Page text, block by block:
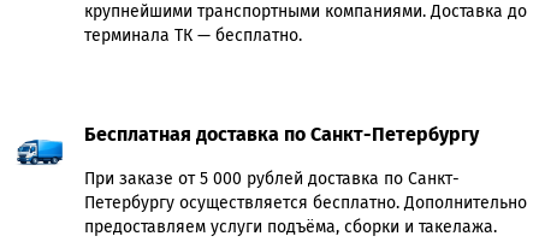
крупнейшими транспортными компаниями. Доставка до
терминала ТК — бесплатно.
Бесплатная доставка по Санкт-Петербургу
При заказе от 5 000 рублей доставка по Санкт-
Петербургу осуществляется бесплатно. Дополнительно
предоставляем услуги подъёма, сборки и такелажа.